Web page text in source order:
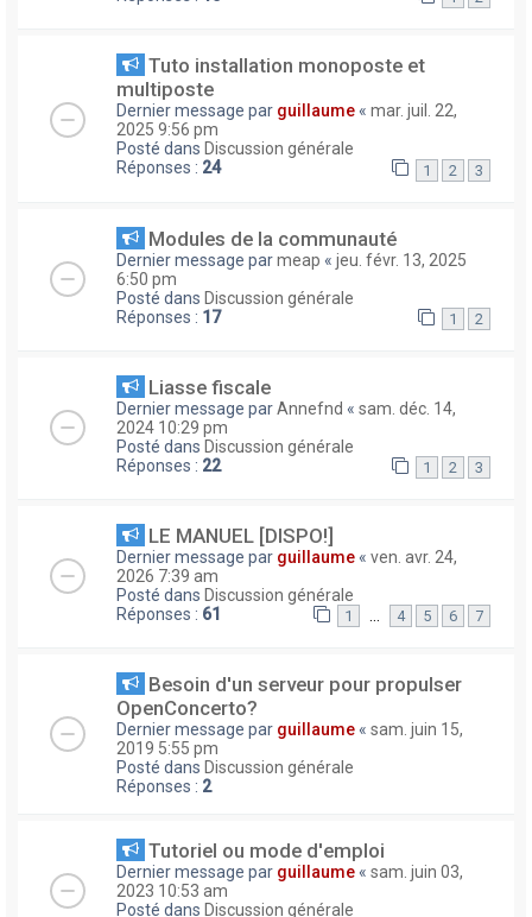
Tuto installation monoposte et
multiposte
Dernier message par guillaume « mar. juil. 22,
2025 9:56 pm
Posté dans Discussion générale
Réponses : 24 1 2 3
Modules de la communauté
Dernier message parmeap « jeu. févr. 13, 2025
6:50 pm
Posté dans Discussion générale
Réponses : 17 1 2
Liasse fiscale
Dernier message parAnnefnd « sam. déc. 14,
2024 10:29 pm
Posté dans Discussion générale
Réponses : 22 1 2 3
LE MANUEL [DISPO!]
Dernier message par guillaume « ven. avr. 24,
2026 7:39 am
Posté dans Discussion générale
Réponses : 61 1 … 4 5 6 7
Besoin d'un serveur pour propulser
OpenConcerto?
Dernier message par guillaume « sam. juin 15,
2019 5:55 pm
Posté dans Discussion générale
Réponses : 2
Tutoriel ou mode d'emploi
Dernier message par guillaume « sam. juin 03,
2023 10:53 am
Posté dans Discussion générale